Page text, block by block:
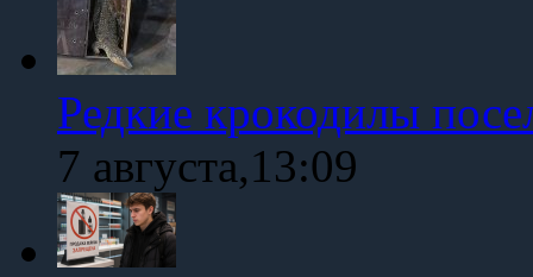
Редкие крокодилы
7 августа,13:09